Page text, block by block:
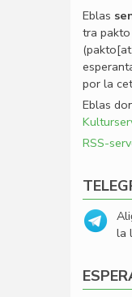
Eblas
tra pakto
por la
Eblas
RSS-
la